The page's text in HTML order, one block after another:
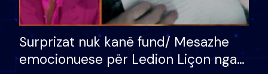
Surprizat nuk kanë fund/ Mesazhe
emocionuese për Ledion Liçon nga